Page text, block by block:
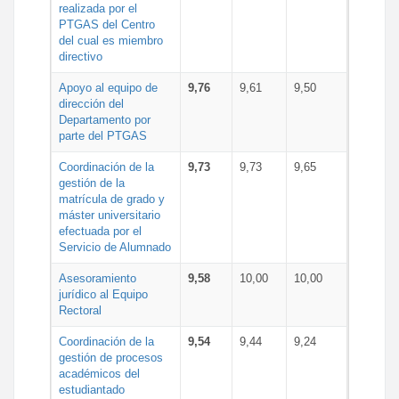
realizada por el
PTGAS del Centro
del cual es miembro
directivo
Apoyo al equipo de
dirección del
Departamento por
parte del PTGAS
9,76 9,61 9,50
Coordinación de la
gestión de la
matrícula de grado y
máster universitario
efectuada por el
Servicio de Alumnado
9,73 9,73 9,65
Asesoramiento
jurídico al Equipo
Rectoral
9,58 10,00 10,00
Coordinación de la
gestión de procesos
académicos del
estudiantado
9,54 9,44 9,24